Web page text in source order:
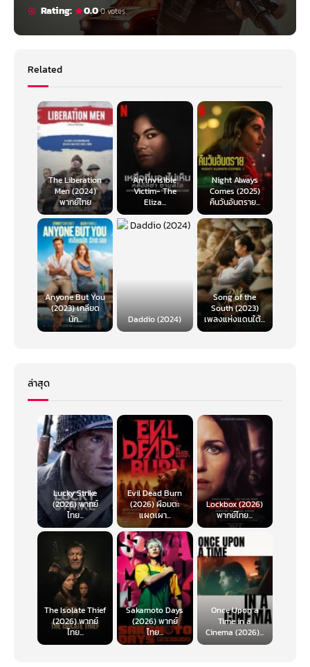
Rating:
0.00 votes
Related
The Liberation
Men (2024)
พากย์ไทย
An Invisible
Victim- The
Eliza...
Night Always
Comes (2025)
คืนวันอันตราย...
Anyone But You
(2023) เกลียด
นัก...
Daddio (2024)
Song of the
South (2023)
เพลงแห่งแดนใต้...
ล่าสุด
Lucky Strike
(2026) พากย์
ไทย...
Evil Dead Burn
(2026) ผีอมตะ
แผดเผา...
Lockbox (2026)
พากย์ไทย...
The Isolate Thief
(2026) พากย์
ไทย...
Sakamoto Days
(2026) พากย์
ไทย...
Once Upon a
Time in a
Cinema (2026)...